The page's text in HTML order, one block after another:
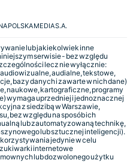
POLSKA MEDIA S.A.
lub jakiekolwiek inne
serwisie - bez względu
lecz nie wyłącznie:
audialne, tekstowe,
bazy danych i zawarte w nich dane)
naukowe, kartograficzne, programy
wymaga uprzedniej i jednoznacznej
z siedzibą w Warszawie,
bez względu na sposób ich
lub zautomatyzowaną technikę,
lub sztucznej inteligencji).
jedynie w celu
internetowe
lub dozwolonego użytku